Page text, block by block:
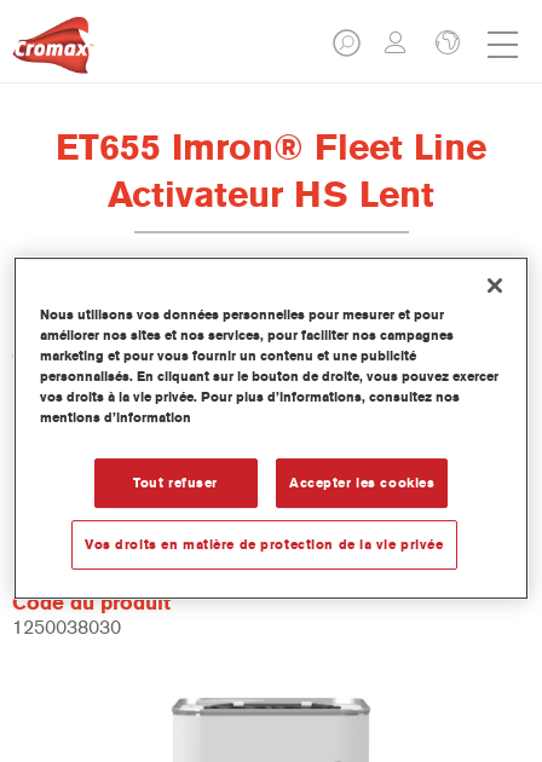
ET655 Imron® Fleet Line
Activateur HS Lent
Caractéristiques du produit
Product Variant
Not available
Numéro article
ET655 5.00 LI
Code du produit
1250038030
Nous utilisons vos données personnelles pour mesurer et pour
améliorer nos sites et nos services, pour faciliter nos campagnes
marketing et pour vous fournir un contenu et une publicité
personnalisés. En cliquant sur le bouton de droite, vous pouvez exercer
vos droits à la vie privée. Pour plus d’informations, consultez nos
mentions d’information
Tout refuser Accepter les cookies
Vos droits en matière de protection de la vie privée